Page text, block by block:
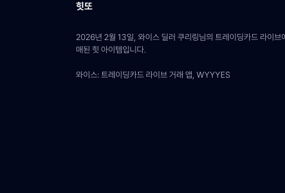
힛또
2026년 2월 13일, 와이스 딜러 쿠리링님의 트레이딩카드 라이브
매된 힛 아이템입니다.
와이스: 트레이딩카드 라이브 거래 앱, WYYYES